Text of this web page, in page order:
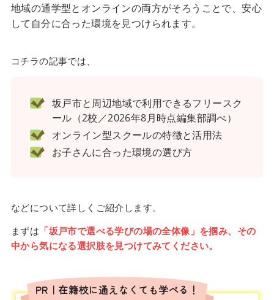
地域の通学型とオンラインの両方がそろうことで、安心
して自分に合った環境を見つけられます。
コチラの記事では、
坂戸市と周辺地域で利用できるフリースク
ール（2校／2026年8月時点編集部調べ）
オンライン型スクールの特徴と活用法
お子さんに合った環境の選び方
などについて詳しくご紹介します。
まずは 「坂戸市で選べる学びの場の全体像」を掴み、その
中から気になる選択肢を見つけてみてください。
PR｜在籍校に通えなくても学べる！